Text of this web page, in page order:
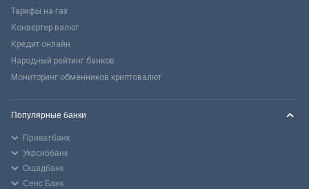
Тарифы на газ
Конвертер валют
Кредит онлайн
Народный рейтинг банков
Мониторинг обменников криптовалют
Популярные банки
Приватбанк
Укрсиббанк
Ощадбанк
Сенс Банк